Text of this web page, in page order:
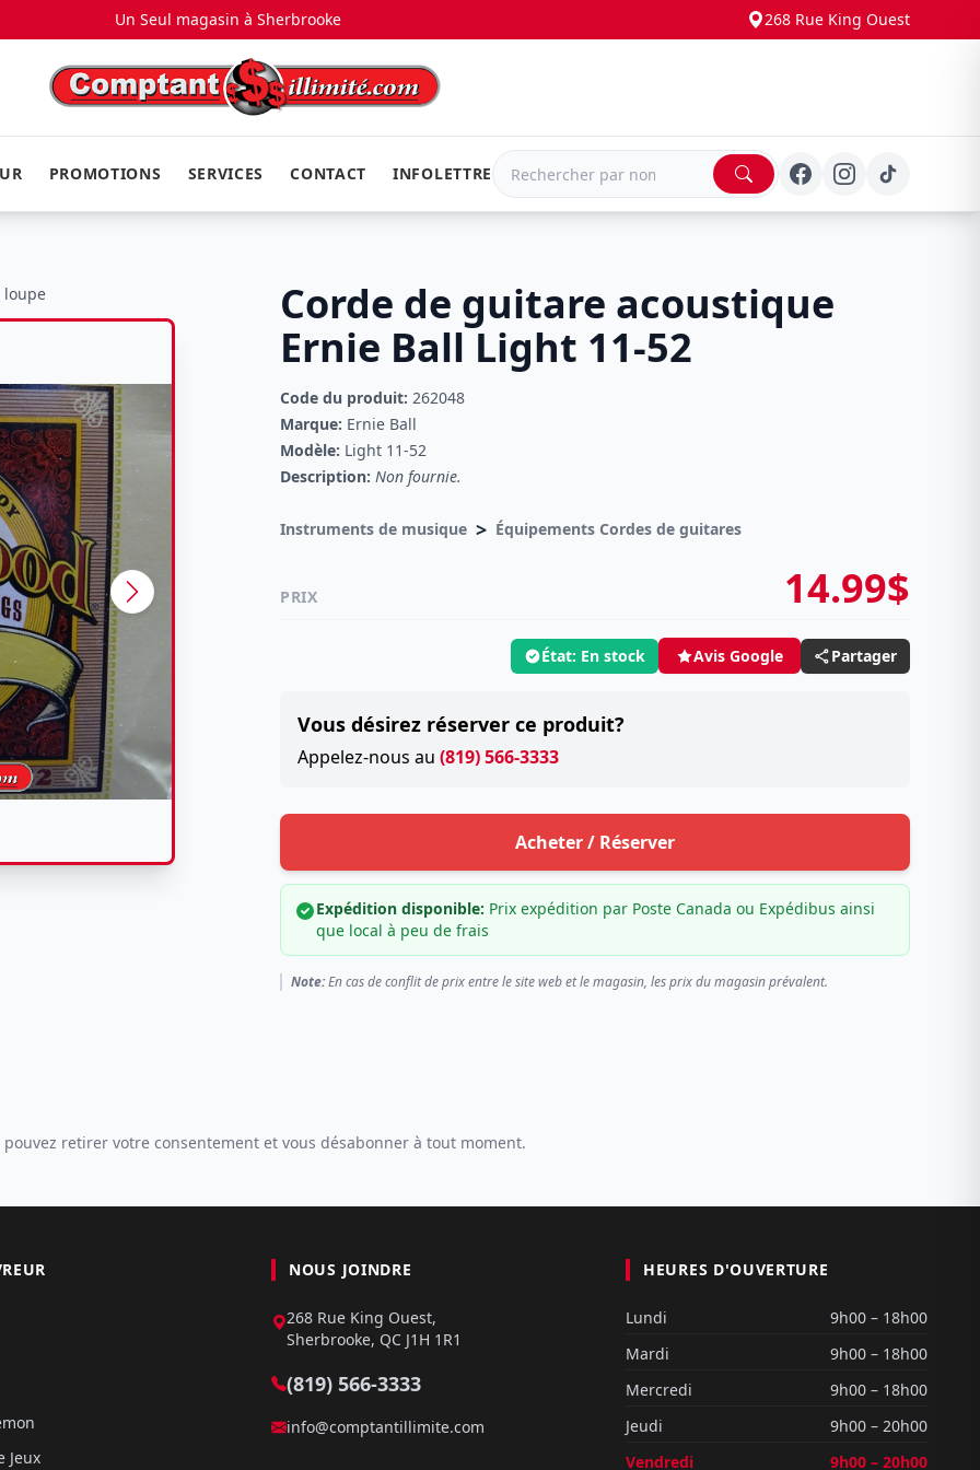
Un Seul magasin à Sherbrooke 268 Rue King Ouest
PROMOTIONS SERVICES CONTACT INFOLETTRE
loupe
Corde de guitare acoustique
Ernie Ball Light 11-52
Code du produit: 262048
Marque: Ernie Ball
Modèle: Light 11-52
Description: Non fournie.
Instruments de musique > Équipements Cordes de guitares
PRIX 14.99$
État: En stock Avis Google Partager
Vous désirez réserver ce produit?
Appelez-nous au (819) 566-3333
Acheter / Réserver
Expédition disponible: Prix expédition par Poste Canada ou Expédibus ainsi
que local à peu de frais
Note:En cas de conflit de prix entre le site web et le magasin, les prix du magasin prévalent.
pouvez retirer votre consentement et vous désabonner à tout moment.
Jeux
NOUS JOINDRE
268 Rue King Ouest,
Sherbrooke, QC J1H 1R1
(819) 566-3333
info@comptantillimite.com
HEURES D'OUVERTURE
Lundi
9h00 – 18h00
Mardi
9h00 – 18h00
Mercredi
9h00 – 18h00
Jeudi
9h00 – 20h00
Vendredi
9h00 – 20h00